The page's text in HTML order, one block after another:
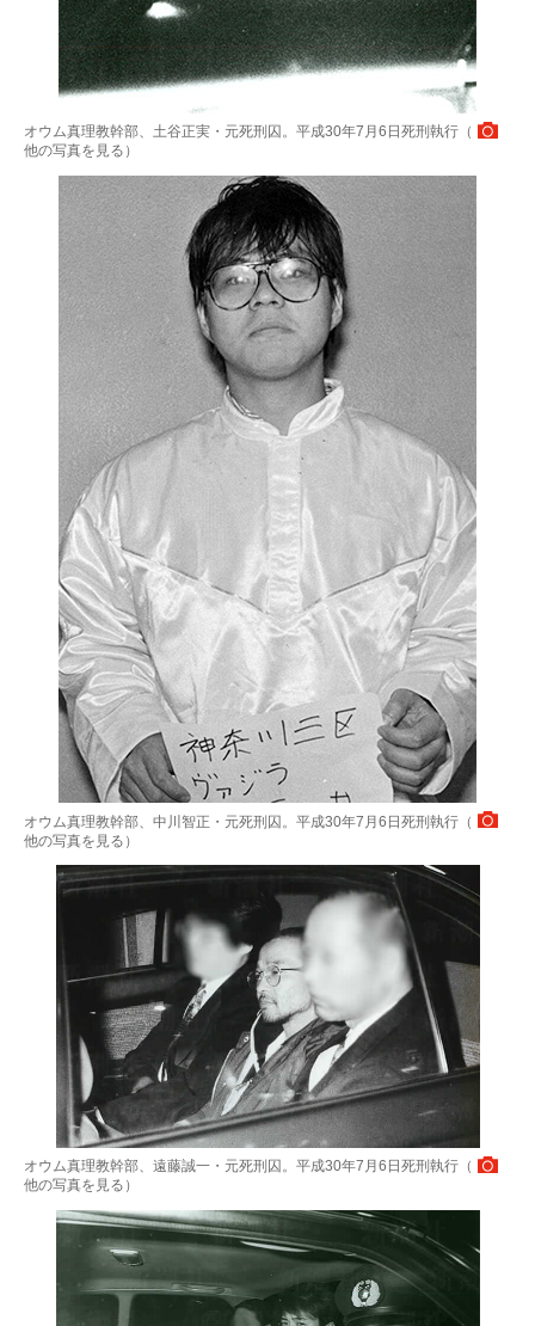
オウム真理教幹部、土谷正実・元死刑囚。平成30年7月6日死刑執行（
他の写真を見る ）
オウム真理教幹部、中川智正・元死刑囚。平成30年7月6日死刑執行（
他の写真を見る ）
オウム真理教幹部、遠藤誠一・元死刑囚。平成30年7月6日死刑執行（
他の写真を見る ）